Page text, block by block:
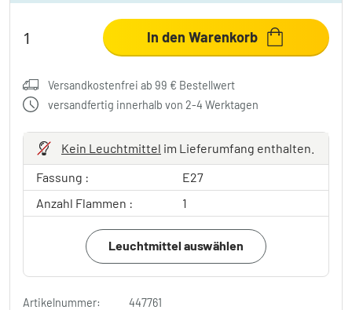
In den Warenkorb
Versandkostenfrei ab 99 € Bestellwert
versandfertig innerhalb von 2-4 Werktagen
Kein Leuchtmittel im Lieferumfang enthalten.
Fassung :
E27
Anzahl Flammen :
1
Leuchtmittel auswählen
Artikelnummer:
447761